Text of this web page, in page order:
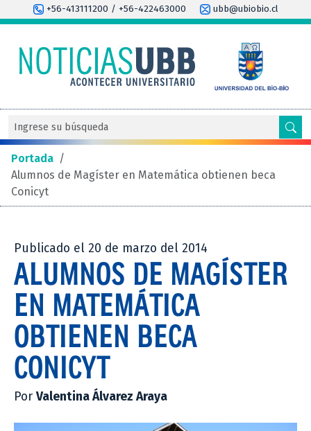
+56-413111200 / +56-422463000 ubb@ubiobio.cl
Portada /
Alumnos de Magíster en Matemática obtienen beca
Conicyt
Publicado el 20 de marzo del 2014
ALUMNOS DE MAGÍSTER
EN MATEMÁTICA
OBTIENEN BECA
CONICYT
PorValentina Álvarez Araya